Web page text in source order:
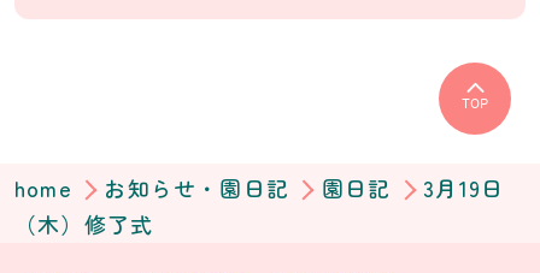
TOP
home お知らせ・園日記 園日記
3月19日
（木）修了式